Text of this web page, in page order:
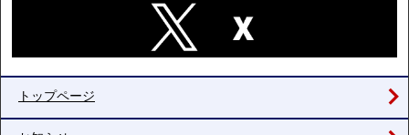
トップページ